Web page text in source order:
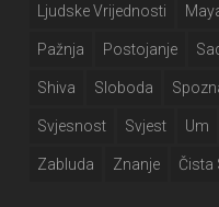
Ljudske Vrijednosti
Pažnja Postojanje
Shiva Sloboda
Svjesnost Svjest Um
Zabluda Znanje Čista